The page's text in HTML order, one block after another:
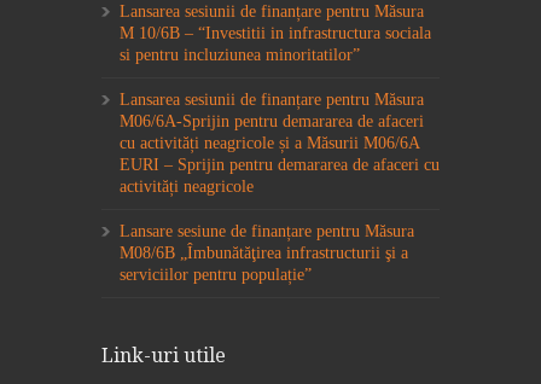
Lansarea sesiunii de finanțare pentru Măsura
M 10/6B – “Investitii in infrastructura sociala
si pentru incluziunea minoritatilor”
Lansarea sesiunii de finanțare pentru Măsura
M06/6A-Sprijin pentru demararea de afaceri
cu activități neagricole și a Măsurii M06/6A
EURI – Sprijin pentru demararea de afaceri cu
activități neagricole
Lansare sesiune de finanțare pentru Măsura
M08/6B „Îmbunătăţirea infrastructurii şi a
serviciilor pentru populație”
Link-uri utile